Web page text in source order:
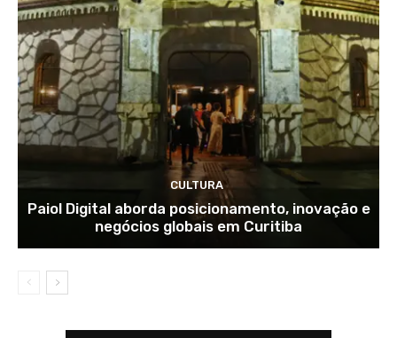
CULTURA
Paiol Digital aborda posicionamento, inovação e
negócios globais em Curitiba